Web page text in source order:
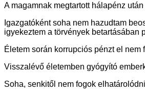
A magamnak megtartott hálapénz
Igazgatóként soha nem hazudtam
igyekeztem a törvények betartásában
Életem során korrupciós pénzt el
Visszalévő életemben gyógyító
Soha, senkitől nem fogok